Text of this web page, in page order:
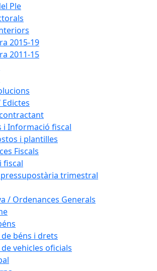
Ple
2015-19
2011-15
i Informació fiscal
i plantilles
Fiscals
fiscal
pressupostària trimestral
/ Ordenances Generals
béns i drets
vehicles oficials